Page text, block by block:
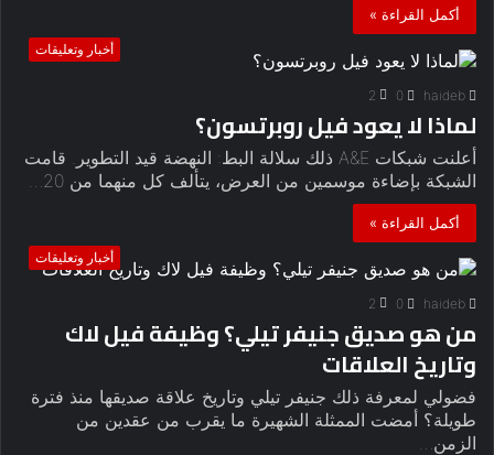
أكمل القراءة »
أخبار وتعليقات
haideb
0
2
لماذا لا يعود فيل روبرتسون؟
أعلنت شبكات A&E ذلك سلالة البط: النهضة قيد التطوير. قامت
الشبكة بإضاءة موسمين من العرض، يتألف كل منهما من 20…
أكمل القراءة »
أخبار وتعليقات
haideb
0
2
من هو صديق جنيفر تيلي؟ وظيفة فيل لاك
وتاريخ العلاقات
فضولي لمعرفة ذلك جنيفر تيلي وتاريخ علاقة صديقها منذ فترة
طويلة؟ أمضت الممثلة الشهيرة ما يقرب من عقدين من
الزمن…